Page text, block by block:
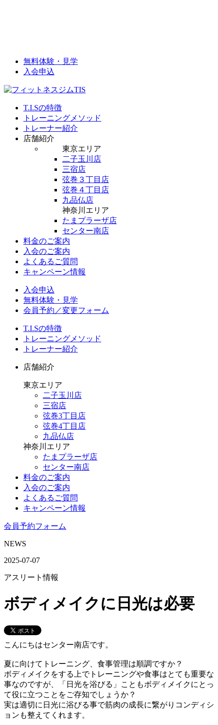
無料体験・見学
入会申込
T.I.Sの特徴
トレーニングメソッド
トレーナー紹介
店舗紹介
東京エリア
二子玉川店
三宿店
弦巻３丁目店
弦巻４丁目店
九品仏店
神奈川エリア
たまプラーザ店
センター南店
料金のご案内
入会のご案内
よくあるご質問
キャンペーン情報
入会申込
無料体験・見学
会員予約／変更フォーム
T.I.Sの特徴
トレーニングメソッド
トレーナー紹介
店舗紹介
東京エリア
二子玉川店
三宿店
弦巻3丁目店
弦巻4丁目店
九品仏店
神奈川エリア
たまプラーザ店
センター南店
料金のご案内
入会のご案内
よくあるご質問
キャンペーン情報
会員予約フォーム
NEWS
2025-07-07
アスリート情報
ボディメイクに日光は必要
こんにちはセンター南店です。
夏に向けてトレーニング、食事管理は順調ですか？
ボディメイクをする上でトレーニングや食事はとても重要な
事なのですが、「日光を浴びる」こともボディメイクにとっ
て役に立つことをご存知でしょうか？
実は適切に日光に浴びる事で筋肉の成長に繋がりコンディシ
ョンも整えてくれます。